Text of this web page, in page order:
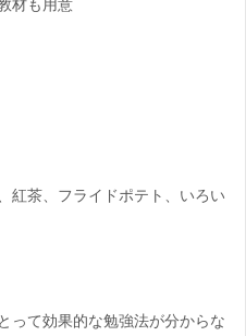
材も用意
紅茶、フライドポテト、いろい
って効果的な勉強法が分からな